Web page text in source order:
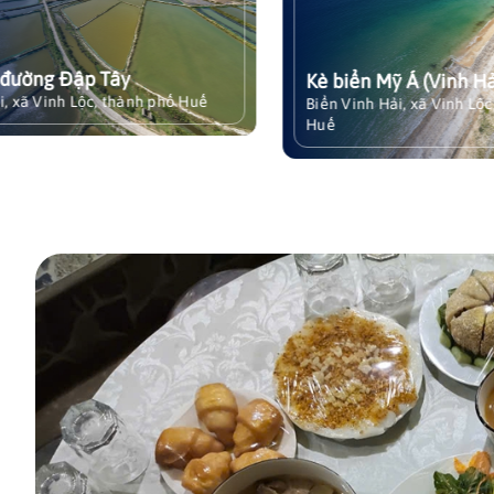
Đập Tây
Vinh Lộc, thành phố Huế
Tuyến giao thông - Thủy
và cung đường di sản
Cầu Hai (Từ Vinh
dài Đình Đôi - Vinh
Xem chi tiết Kè biển Mỹ Á (Vinh Hải)
Biển Vinh Hải, xã Vinh Lộc,
Huế
Mỹ Á là vùng đất ven
truyền thống lịch sử,
nghề biển, nằm ở phía
thành phố Huế. Từ bao
dân nơi đây đã gắn bó
với biển cả, hình thành
trình kè biển Mỹ Á đã
biểu tượng cho sự nỗ
chính quyền và Nhân
công cuộc bảo vệ quê
trước những tác động
tai và biến đổi khí hậu
Xem chi tiết